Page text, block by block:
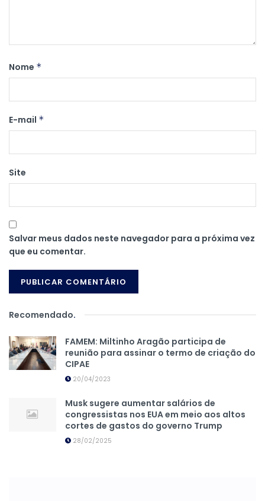
Nome *
E-mail *
Site
Salvar meus dados neste navegador para a próxima vez
que eu comentar.
Recomendado.
FAMEM: Miltinho Aragão participa de
reunião para assinar o termo de criação do
CIPAE
20/04/2023
Musk sugere aumentar salários de
congressistas nos EUA em meio aos altos
cortes de gastos do governo Trump
28/02/2025